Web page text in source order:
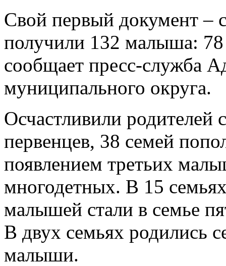
Свой первый документ –
получили 132 малыша: 78
сообщает пресс-служба
муниципального округа.
Осчастливили родителей
первенцев, 38 семей
появлением третьих
многодетных. В 15
малышей стали в семье
В двух семьях родились
малыши.